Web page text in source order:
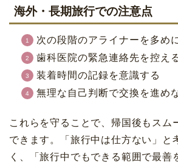
海外・長期旅行での注意点
次の段階のアライナーを多め
歯科医院の緊急連絡先を控え
装着時間の記録を意識する
無理な自己判断で交換を進め
これらを守ることで、帰国後もスム
できます。「旅行中は仕方ない」と
く、「旅行中でもできる範囲で最善